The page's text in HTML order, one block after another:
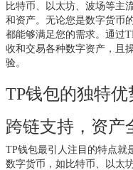
比特币、以太坊、波场等主
和资产。无论您是数字货币
都能够满足您的需求。通过
收和交易各种数字资产，且
验。
TP钱包的独特优
跨链支持，资产
TP钱包最引人注目的特点就
数字货币，如比特币、以太